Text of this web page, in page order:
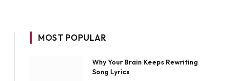
MOST POPULAR
Why Your Brain Keeps Rewriting
Song Lyrics